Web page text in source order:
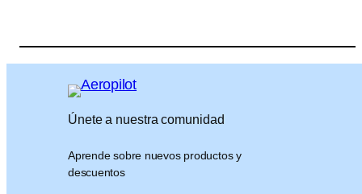
Únete a nuestra comunidad
Aprende sobre nuevos productos y
descuentos